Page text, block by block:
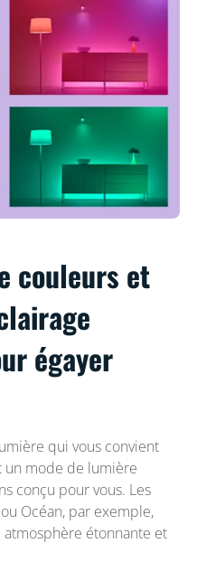
couleurs et
égayer
qui vous convient
mode de lumière
conçu pour vous. Les
Océan, par exemple,
étonnante et